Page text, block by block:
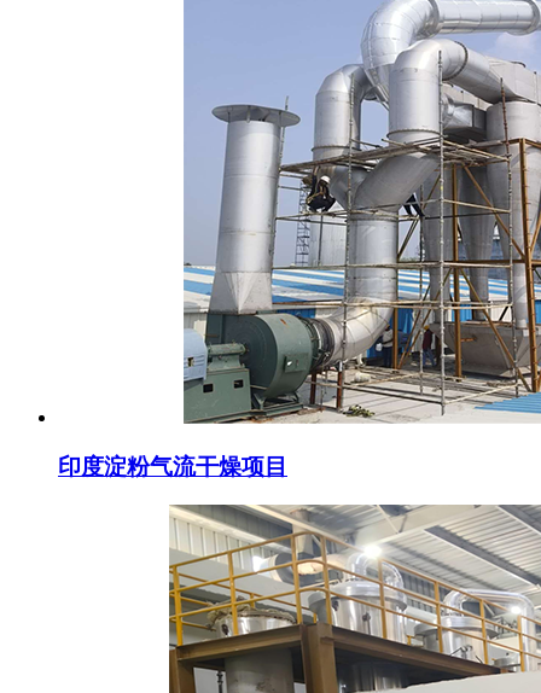
印度淀粉气流干燥项目